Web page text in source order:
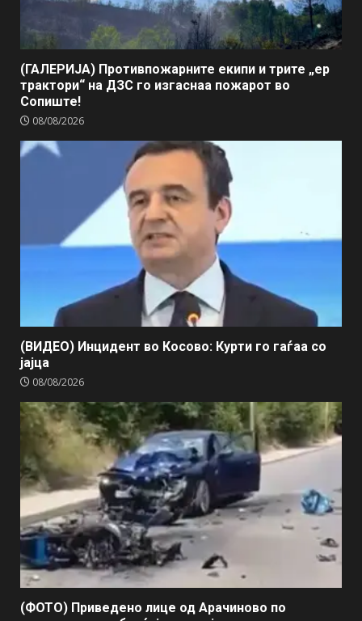
(ГАЛЕРИЈА) Противпожарните екипи и трите „ер
трактори“ на ДЗС го изгаснаа пожарот во
Сопиште!
08/08/2026
(ВИДЕО) Инцидент во Косово: Курти го гаѓаа со
јајца
08/08/2026
(ФОТО) Приведено лице од Арачиново по